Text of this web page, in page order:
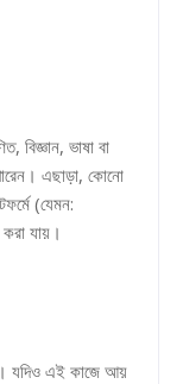
বিজ্ঞান, ভাষা বা
এছাড়া, কোনো
(যেমন:
যায়।
যদিও এই কাজে আয়